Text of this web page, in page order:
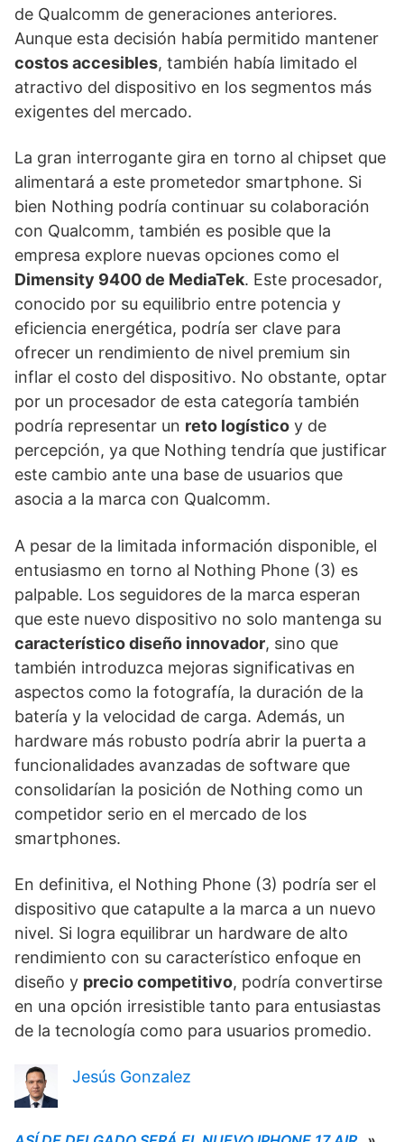
de Qualcomm de generaciones anteriores.
Aunque esta decisión había permitido mantener
costos accesibles, también había limitado el
atractivo del dispositivo en los segmentos más
exigentes del mercado.
La gran interrogante gira en torno al chipset que
alimentará a este prometedor smartphone. Si
bien Nothing podría continuar su colaboración
con Qualcomm, también es posible que la
empresa explore nuevas opciones como el
Dimensity 9400 de MediaTek. Este procesador,
conocido por su equilibrio entre potencia y
eficiencia energética, podría ser clave para
ofrecer un rendimiento de nivel premium sin
inflar el costo del dispositivo. No obstante, optar
por un procesador de esta categoría también
podría representar un reto logístico y de
percepción, ya que Nothing tendría que justificar
este cambio ante una base de usuarios que
asocia a la marca con Qualcomm.
A pesar de la limitada información disponible, el
entusiasmo en torno al Nothing Phone (3) es
palpable. Los seguidores de la marca esperan
que este nuevo dispositivo no solo mantenga su
característico diseño innovador, sino que
también introduzca mejoras significativas en
aspectos como la fotografía, la duración de la
batería y la velocidad de carga. Además, un
hardware más robusto podría abrir la puerta a
funcionalidades avanzadas de software que
consolidarían la posición de Nothing como un
competidor serio en el mercado de los
smartphones.
En definitiva, el Nothing Phone (3) podría ser el
dispositivo que catapulte a la marca a un nuevo
nivel. Si logra equilibrar un hardware de alto
rendimiento con su característico enfoque en
diseño y precio competitivo, podría convertirse
en una opción irresistible tanto para entusiastas
de la tecnología como para usuarios promedio.
Jesús Gonzalez